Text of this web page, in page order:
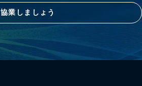
協業しましょう